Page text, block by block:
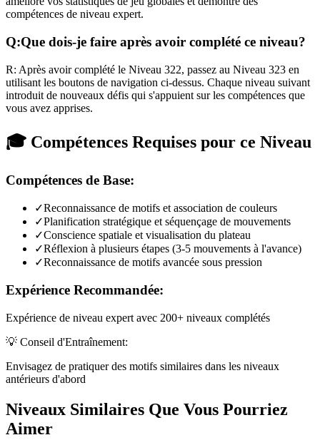
compétences de niveau expert.
Q:Que dois-je faire après avoir complété ce niveau?
R: Après avoir complété le Niveau 322, passez au Niveau 323 en
utilisant les boutons de navigation ci-dessus. Chaque niveau suivant
introduit de nouveaux défis qui s'appuient sur les compétences que
vous avez apprises.
🎓 Compétences Requises pour ce Niveau
Compétences de Base:
✓Reconnaissance de motifs et association de couleurs
✓Planification stratégique et séquençage de mouvements
✓Conscience spatiale et visualisation du plateau
✓Réflexion à plusieurs étapes (3-5 mouvements à l'avance)
✓Reconnaissance de motifs avancée sous pression
Expérience Recommandée:
Expérience de niveau expert avec 200+ niveaux complétés
💡 Conseil d'Entraînement:
Envisagez de pratiquer des motifs similaires dans les niveaux
antérieurs d'abord
Niveaux Similaires Que Vous Pourriez
Aimer